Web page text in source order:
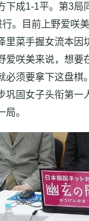
下成1-1平。第3局
。
目前上野爱咲
里菜手握女流本因
爱咲美来说，想要
必须要拿下这盘棋
巩固女子头衔第一
局。